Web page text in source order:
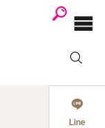
Line